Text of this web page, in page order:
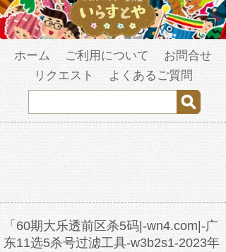
ホーム ご利用について
お問合せ
リクエスト
よくあるご質問
「60期大乐透前区杀5码|-wn4.com|-广
东11选5杀号过滤工具-w3b2s1-2023年